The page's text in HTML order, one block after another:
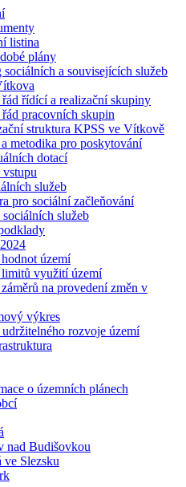
listina
plány
sociálních a souvisejících služeb
řád řídící a realizační skupiny
řád pracovních skupin
struktura KPSS ve Vítkově
metodika pro poskytování
dotací
služeb
pro sociální začleňování
služeb
území
využití území
na provedení změn v
výkres
rozvoje území
o územních plánech
nad Budišovkou
ve Slezsku